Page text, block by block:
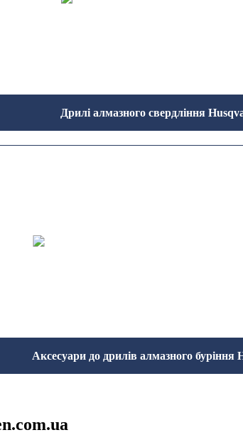
Дрилі алмазного свердління
Аксесуари до дрилів алмазного буріння